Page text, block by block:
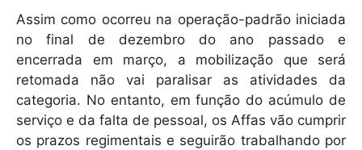
Assim como ocorreu na operação-padrão iniciada
no final de dezembro do ano passado e
encerrada em março, a mobilização que será
retomada não vai paralisar as atividades da
categoria. No entanto, em função do acúmulo de
serviço e da falta de pessoal, os Affas vão cumprir
os prazos regimentais e seguirão trabalhando por